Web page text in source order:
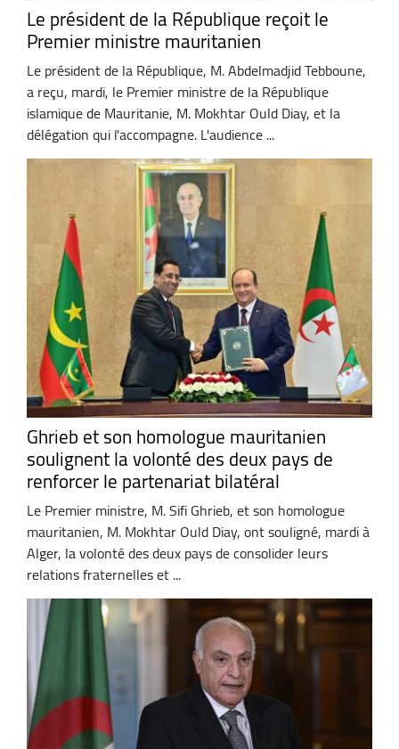
Le président de la République reçoit le
Premier ministre mauritanien
Le président de la République, M. Abdelmadjid Tebboune,
a reçu, mardi, le Premier ministre de la République
islamique de Mauritanie, M. Mokhtar Ould Diay, et la
délégation qui l'accompagne. L'audience ...
Ghrieb et son homologue mauritanien
soulignent la volonté des deux pays de
renforcer le partenariat bilatéral
Le Premier ministre, M. Sifi Ghrieb, et son homologue
mauritanien, M. Mokhtar Ould Diay, ont souligné, mardi à
Alger, la volonté des deux pays de consolider leurs
relations fraternelles et ...